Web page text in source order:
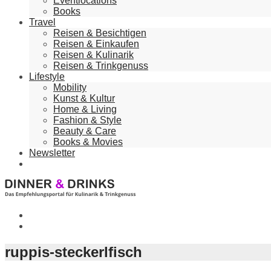
Books
Travel
Reisen & Besichtigen
Reisen & Einkaufen
Reisen & Kulinarik
Reisen & Trinkgenuss
Lifestyle
Mobility
Kunst & Kultur
Home & Living
Fashion & Style
Beauty & Care
Books & Movies
Newsletter
ruppis-steckerlfisch